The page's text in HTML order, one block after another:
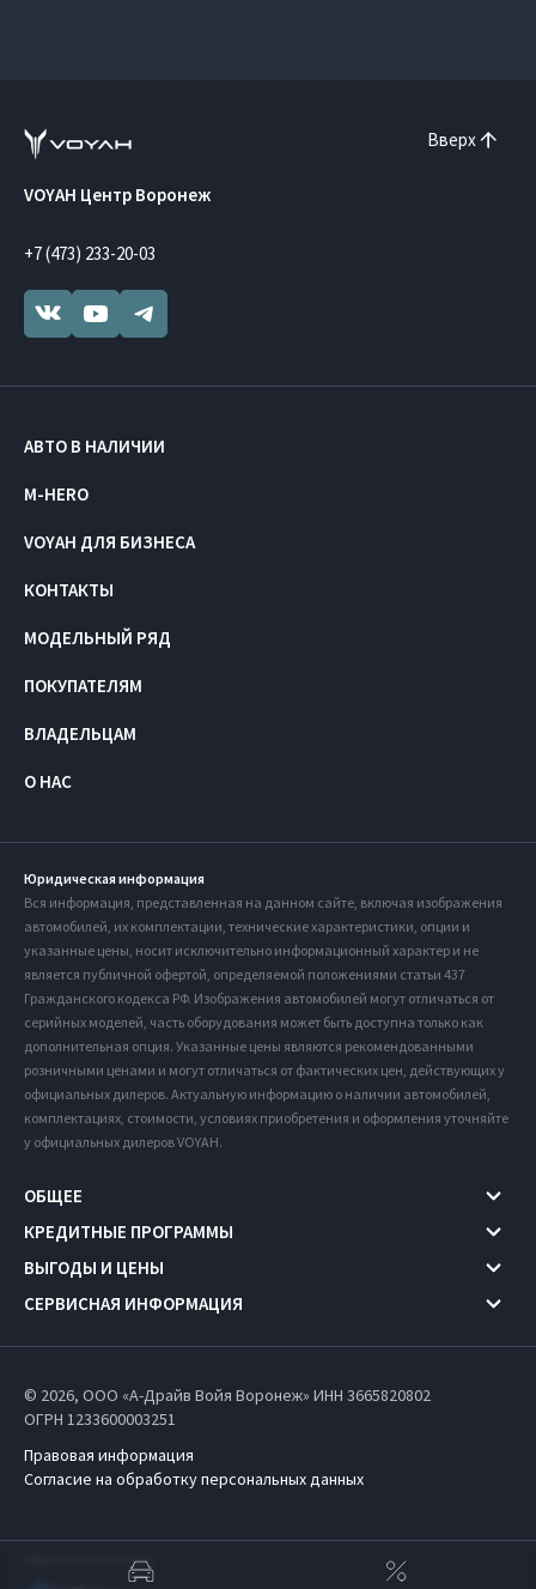
Вверх
VOYAH Центр Воронеж
+7 (473) 233-20-03
АВТО В НАЛИЧИИ
M-HERO
VOYAH ДЛЯ БИЗНЕСА
КОНТАКТЫ
МОДЕЛЬНЫЙ РЯД
ПОКУПАТЕЛЯМ
ВЛАДЕЛЬЦАМ
О НАС
Юридическая информация
Вся информация, представленная на данном сайте, включая изображения
автомобилей, их комплектации, технические характеристики, опции и
указанные цены, носит исключительно информационный характер и не
является публичной офертой, определяемой положениями статьи 437
Гражданского кодекса РФ. Изображения автомобилей могут отличаться от
серийных моделей, часть оборудования может быть доступна только как
дополнительная опция. Указанные цены являются рекомендованными
розничными ценами и могут отличаться от фактических цен, действующих у
официальных дилеров. Актуальную информацию о наличии автомобилей,
комплектациях, стоимости, условиях приобретения и оформления уточняйте
у официальных дилеров VOYAH.
ОБЩЕЕ
КРЕДИТНЫЕ ПРОГРАММЫ
ВЫГОДЫ И ЦЕНЫ
СЕРВИСНАЯ ИНФОРМАЦИЯ
© 2026, ООО «А-Драйв Войя Воронеж» ИНН 3665820802
ОГРН 1233600003251
Правовая информация
Согласие на обработку персональных данных
Работает на технологиях